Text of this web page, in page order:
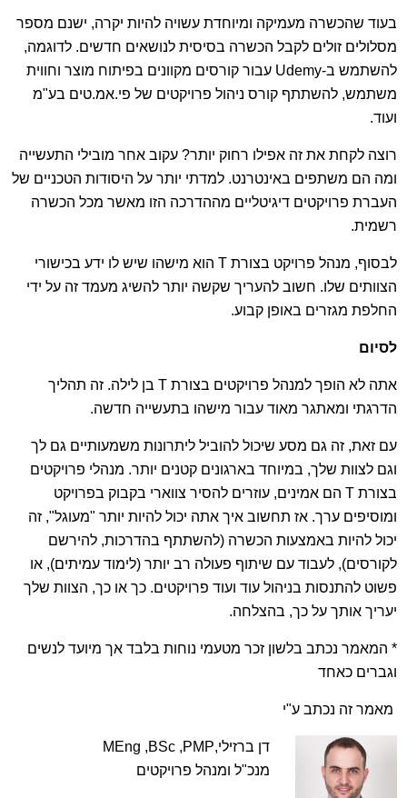
בעוד שהכשרה מעמיקה ומיוחדת עשויה להיות יקרה, ישנם מספר
מסלולים זולים לקבל הכשרה בסיסית לנושאים חדשים. לדוגמה,
להשתמש ב-Udemy עבור קורסים מקוונים בפיתוח מוצר וחווית
משתמש, להשתתף קורס ניהול פרויקטים של פי.אמ.טים בע"מ
ועוד.
רוצה לקחת את זה אפילו רחוק יותר? עקוב אחר מובילי התעשייה
ומה הם משתפים באינטרנט. למדתי יותר על היסודות הטכניים של
העברת פרויקטים דיגיטליים מההדרכה הזו מאשר מכל הכשרה
רשמית.
לבסוף, מנהל פרויקט בצורת T הוא מישהו שיש לו ידע בכישורי
הצוותים שלו. חשוב להעריך שקשה יותר להשיג מעמד זה על ידי
החלפת מגזרים באופן קבוע.
לסיום
אתה לא הופך למנהל פרויקטים בצורת T בן לילה. זה תהליך
הדרגתי ומאתגר מאוד עבור מישהו בתעשייה חדשה.
עם זאת, זה גם מסע שיכול להוביל ליתרונות משמעותיים גם לך
וגם לצוות שלך, במיוחד בארגונים קטנים יותר. מנהלי פרויקטים
בצורת T הם אמינים, עוזרים להסיר צווארי בקבוק בפרויקט
ומוסיפים ערך. אז תחשוב איך אתה יכול להיות יותר "מעוגל", זה
יכול להיות באמצעות הכשרה (להשתתף בהדרכות, להירשם
לקורסים), לעבוד עם שיתוף פעולה רב יותר (לימוד עמיתים), או
פשוט להתנסות בניהול עוד ועוד פרויקטים. כך או כך, הצוות שלך
יעריך אותך על כך, בהצלחה.
* המאמר נכתב בלשון זכר מטעמי נוחות בלבד אך מיועד לנשים
וגברים כאחד
מאמר זה נכתב ע"י
דן ברזילי,MEng ,BSc ,PMP
מנכ"ל ומנהל פרויקטים